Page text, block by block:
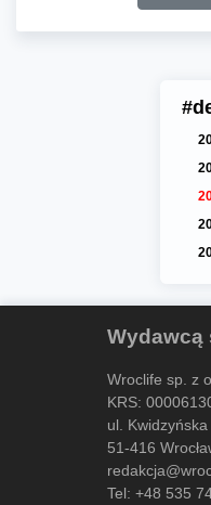
Wydawcą
Wroclife sp. z
KRS:
ul. Kwidzyńska
51-416
Tel: +48 535